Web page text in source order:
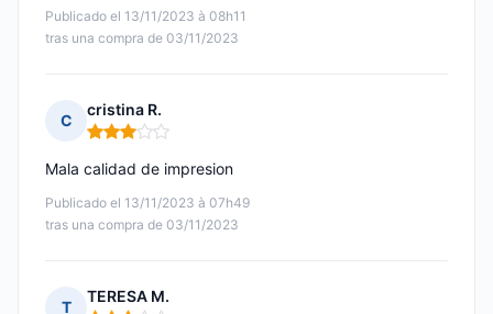
Publicado el 13/11/2023 à 08h11
tras una compra de 03/11/2023
C
cristina R.
Nota: 3 de 5
Publicado el 13/11/2023 à 07h49
tras una compra de 03/11/2023
Mala calidad de impresion
T
TERESA M.